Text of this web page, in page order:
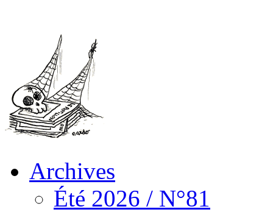
Archives
Été 2026 / N°81